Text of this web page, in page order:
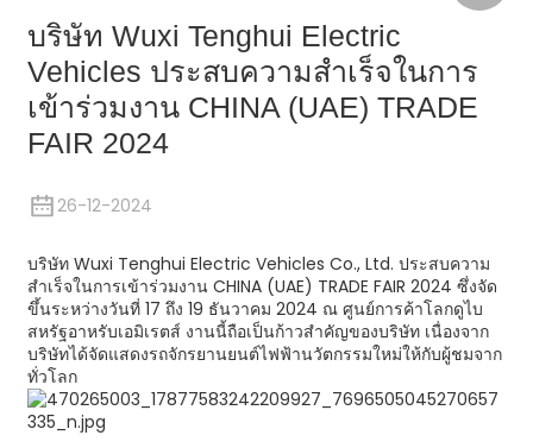
บริษัท Wuxi Tenghui Electric
Vehicles ประสบความสำเร็จในการ
เข้าร่วมงาน CHINA (UAE) TRADE
FAIR 2024
26-12-2024
บริษัท Wuxi Tenghui Electric Vehicles Co., Ltd. ประสบความ
สำเร็จในการเข้าร่วมงาน CHINA (UAE) TRADE FAIR 2024 ซึ่งจัด
ขึ้นระหว่างวันที่ 17 ถึง 19 ธันวาคม 2024 ณ ศูนย์การค้าโลกดูไบ
สหรัฐอาหรับเอมิเรตส์ งานนี้ถือเป็นก้าวสำคัญของบริษัท เนื่องจาก
บริษัทได้จัดแสดงรถจักรยานยนต์ไฟฟ้านวัตกรรมใหม่ให้กับผู้ชมจาก
ทั่วโลก